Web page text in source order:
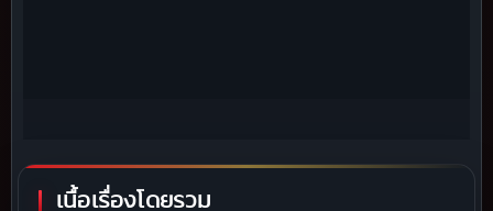
เนื้อเรื่องโดยรวม